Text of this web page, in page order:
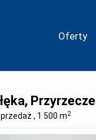
Oferty
Przyrzecze
, 1 500 m2